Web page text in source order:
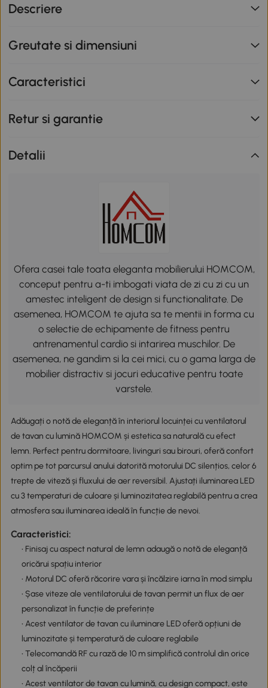
Descriere
Greutate si dimensiuni
Caracteristici
Retur si garantie
Detalii
Ofera casei tale toata eleganta mobilierului HOMCOM,
conceput pentru a-ti imbogati viata de zi cu zi cu un
amestec inteligent de design si functionalitate. De
asemenea, HOMCOM te ajuta sa te mentii in forma cu
o selectie de echipamente de fitness pentru
antrenamentul cardio si intarirea muschilor. De
asemenea, ne gandim si la cei mici, cu o gama larga de
mobilier distractiv si jocuri educative pentru toate
varstele.
Adăugați o notă de eleganță în interiorul locuinței cu ventilatorul
de tavan cu lumină HOMCOM și estetica sa naturală cu efect
lemn. Perfect pentru dormitoare, livinguri sau birouri, oferă confort
optim pe tot parcursul anului datorită motorului DC silențios, celor 6
trepte de viteză și fluxului de aer reversibil. Ajustați iluminarea LED
cu 3 temperaturi de culoare și luminozitatea reglabilă pentru a crea
atmosfera sau iluminarea ideală în funcție de nevoi.
Caracteristici:
• Finisaj cu aspect natural de lemn adaugă o notă de eleganță
oricărui spațiu interior
• Motorul DC oferă răcorire vara și încălzire iarna în mod simplu
• Șase viteze ale ventilatorului de tavan permit un flux de aer
personalizat în funcție de preferințe
• Acest ventilator de tavan cu iluminare LED oferă opțiuni de
luminozitate și temperatură de culoare reglabile
• Telecomandă RF cu rază de 10 m simplifică controlul din orice
colț al încăperii
• Acest ventilator de tavan cu lumină, cu design compact, este